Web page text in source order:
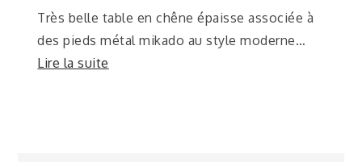
Très belle table en chêne épaisse associée à
des pieds métal mikado au style moderne…
Lire la suite